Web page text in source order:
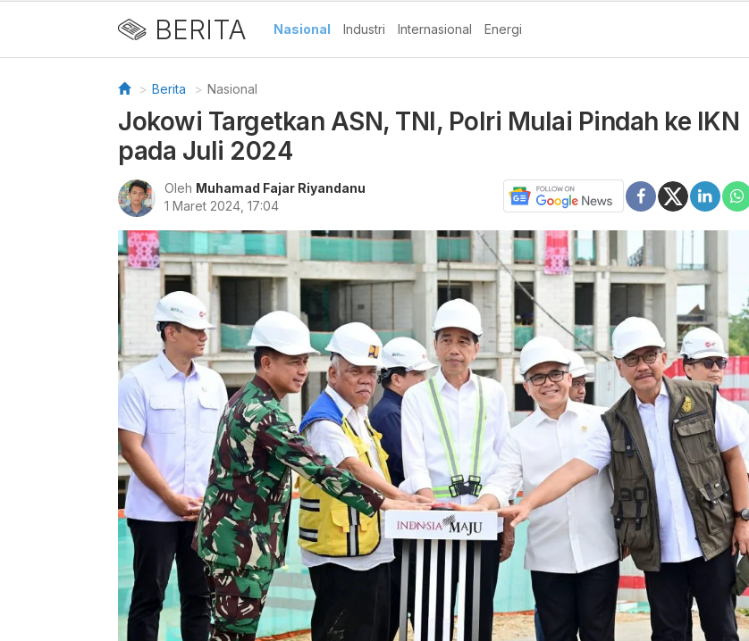
BERITA Nasional Industri Internasional Energi
Berita Nasional
Jokowi Targetkan ASN, TNI, Polri Mulai Pindah ke IKN
pada Juli 2024
Oleh Muhamad Fajar Riyandanu
1 Maret 2024, 17:04